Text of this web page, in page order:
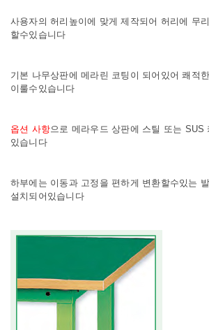
사용자의 허리높이에 맞게 제작되어 허리에 무
할수있습니다
기본 나무상판에 메라린 코팅이 되어있어 쾌적
이룰수있습니다
옵션 사항으로 메라우드 상판에 스틸 또는 SUS
있습니다
하부에는 이동과 고정을 편하게 변환할수있는
설치되어있습니다